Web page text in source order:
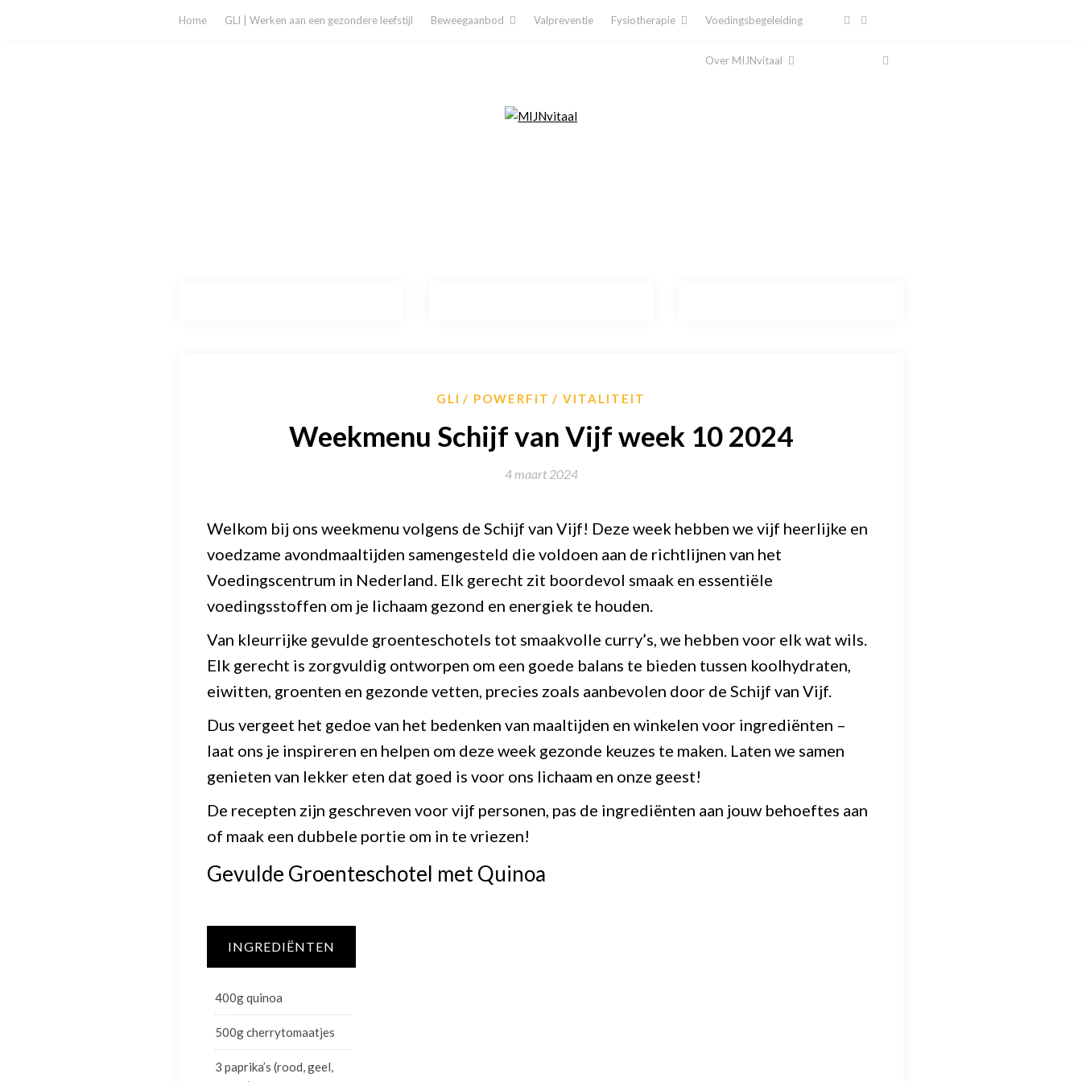
Home GLI | Werken aan een gezondere leefstijl Beweegaanbod Valpreventie Fysiotherapie Voedingsbegeleiding
Over MIJNvitaal
GLI POWERFIT VITALITEIT
Weekmenu Schijf van Vijf week 10 2024
4 maart 2024
Welkom bij ons weekmenu volgens de Schijf van Vijf! Deze week hebben we vijf heerlijke en
voedzame avondmaaltijden samengesteld die voldoen aan de richtlijnen van het
Voedingscentrum in Nederland. Elk gerecht zit boordevol smaak en essentiële
voedingsstoffen om je lichaam gezond en energiek te houden.
Van kleurrijke gevulde groenteschotels tot smaakvolle curry’s, we hebben voor elk wat wils.
Elk gerecht is zorgvuldig ontworpen om een goede balans te bieden tussen koolhydraten,
eiwitten, groenten en gezonde vetten, precies zoals aanbevolen door de Schijf van Vijf.
Dus vergeet het gedoe van het bedenken van maaltijden en winkelen voor ingrediënten –
laat ons je inspireren en helpen om deze week gezonde keuzes te maken. Laten we samen
genieten van lekker eten dat goed is voor ons lichaam en onze geest!
De recepten zijn geschreven voor vijf personen, pas de ingrediënten aan jouw behoeftes aan
of maak een dubbele portie om in te vriezen!
Gevulde Groenteschotel met Quinoa
INGREDIËNTEN
400g quinoa
500g cherrytomaatjes
3 paprika’s (rood, geel,